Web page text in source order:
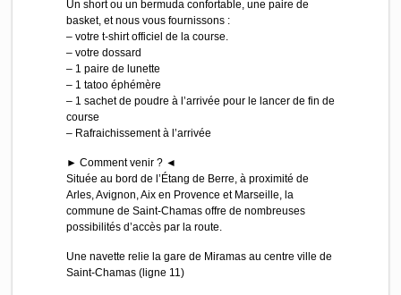
Un short ou un bermuda confortable, une paire de
basket, et nous vous fournissons :
– votre t-shirt officiel de la course.
– votre dossard
– 1 paire de lunette
– 1 tatoo éphémère
– 1 sachet de poudre à l’arrivée pour le lancer de fin de
course
– Rafraichissement à l’arrivée
► Comment venir ? ◄
Située au bord de l’Étang de Berre, à proximité de
Arles, Avignon, Aix en Provence et Marseille, la
commune de Saint-Chamas offre de nombreuses
possibilités d’accès par la route.
Une navette relie la gare de Miramas au centre ville de
Saint-Chamas (ligne 11)